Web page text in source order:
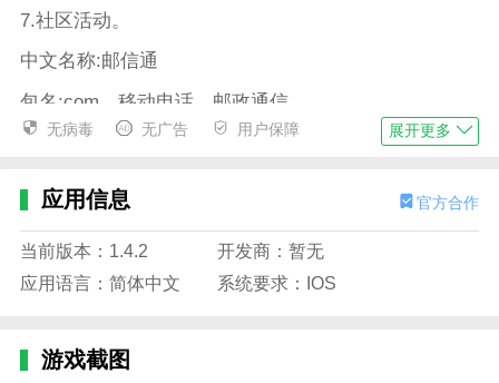
7.社区活动。
中文名称:邮信通
包名:com。移动电话。邮政通信
MD5值:98a 00 ce 3 FFB 04504 b 054 FB 8 b 79 a1 AE
软件功能
1.观看视频免流量:预订前观看一片花。
2.随时随地享受优惠信息、邮箱地址购买等特色服务。
4.支持上传照片和本地文件作为附件。
无病毒 无广告 用户保障 展开更多
应用信息 官方合作
当前版本：1.4.2
开发商：暂无
应用语言：简体中文
系统要求：IOS
游戏截图